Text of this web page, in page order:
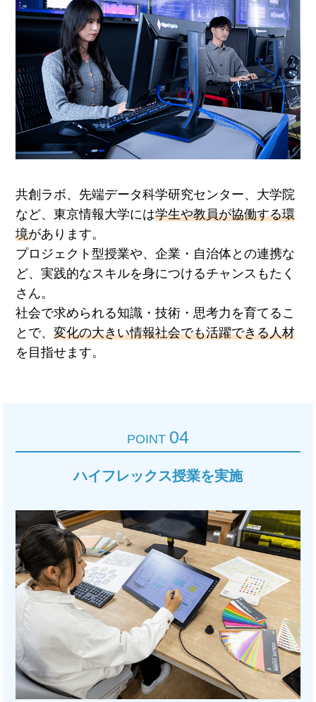
共創ラボ、先端データ科学研究センター、大学院
など、東京情報大学には学生や教員が協働する環
境があります。
プロジェクト型授業や、企業・自治体との連携な
ど、実践的なスキルを身につけるチャンスもたく
さん。
社会で求められる知識・技術・思考力を育てるこ
とで、変化の大きい情報社会でも活躍できる人材
を目指せます。
POINT 04
ハイフレックス授業を実施